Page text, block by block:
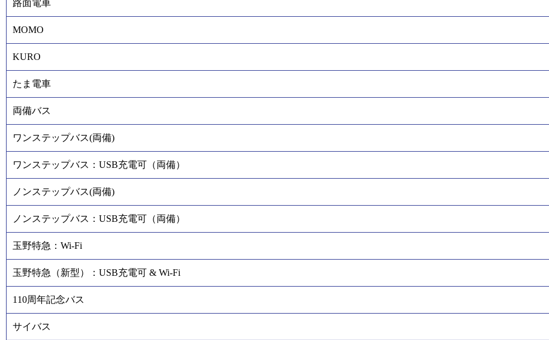
路面電車
MOMO
KURO
たま電車
両備バス
ワンステップバス(両備)
ワンステップバス：USB充電可（両備）
ノンステップバス(両備)
ノンステップバス：USB充電可（両備）
玉野特急：Wi-Fi
玉野特急（新型）：USB充電可 & Wi-Fi
110周年記念バス
サイバス